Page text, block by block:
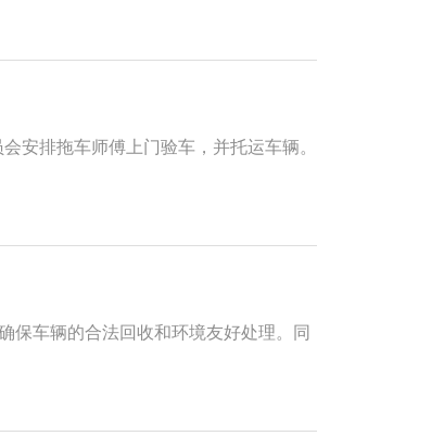
安排拖车师傅上门验车，并托运车辆。
保车辆的合法回收和环境友好处理。同